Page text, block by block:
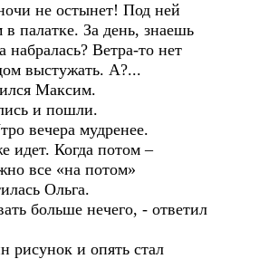
не остынет! Под ней
в палатке. За день, знаешь
набралась? Ветра-то нет
выстужать. А?...
Максим.
и пошли.
вечера мудренее.
идет. Когда потом –
все «на потом»
Ольга.
больше нечего, - ответил
и опять стал